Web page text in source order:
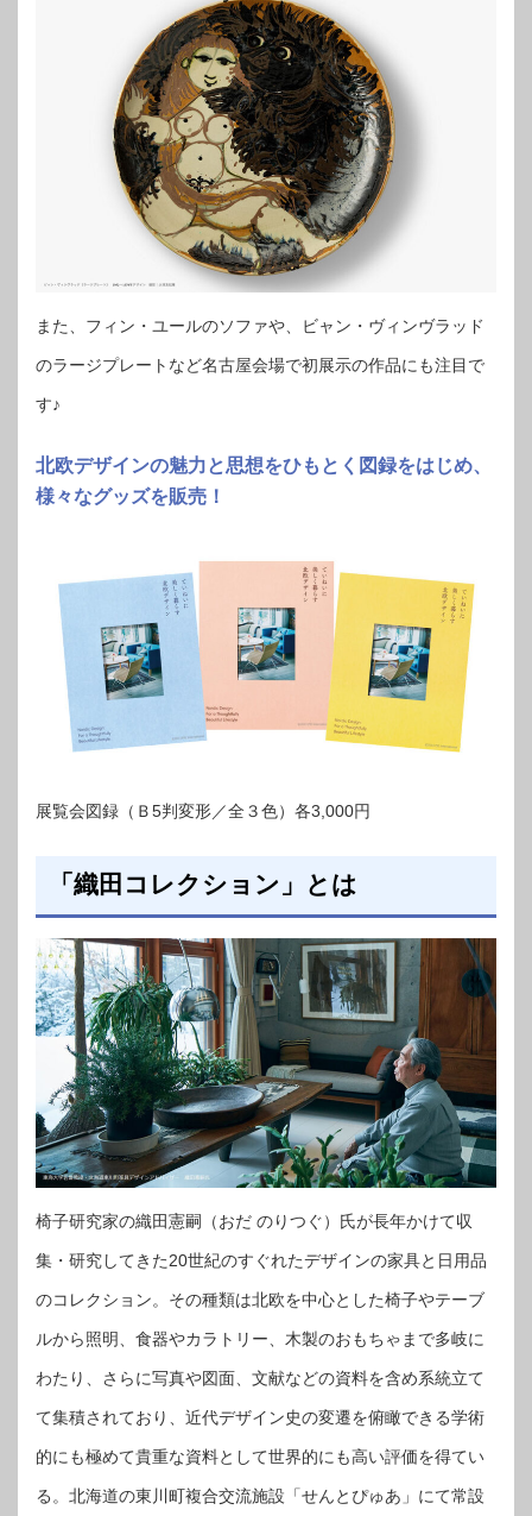
また、フィン・ユールのソファや、ビャン・ヴィンヴラッド
のラージプレートなど名古屋会場で初展示の作品にも注目で
す♪
北欧デザインの魅力と思想をひもとく図録をはじめ、
様々なグッズを販売！
展覧会図録（Ｂ5判変形／全３色）各3,000円
「織田コレクション」とは
椅子研究家の織田憲嗣（おだ のりつぐ）氏が長年かけて収
集・研究してきた20世紀のすぐれたデザインの家具と日用品
のコレクション。その種類は北欧を中心とした椅子やテーブ
ルから照明、食器やカラトリー、木製のおもちゃまで多岐に
わたり、さらに写真や図面、文献などの資料を含め系統立て
て集積されており、近代デザイン史の変遷を俯瞰できる学術
的にも極めて貴重な資料として世界的にも高い評価を得てい
る。北海道の東川町複合交流施設「せんとぴゅあ」にて常設